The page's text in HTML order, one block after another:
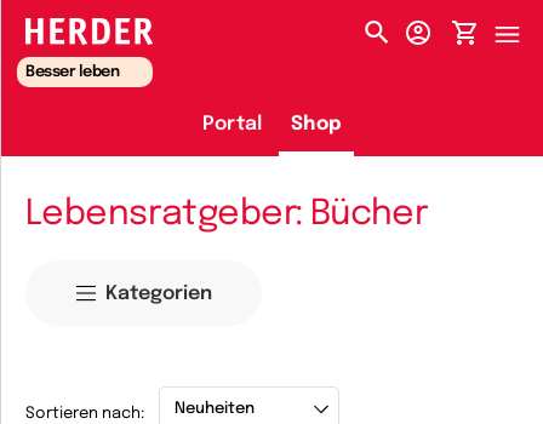
HERDER-MENÜ
Besser leben
Portal Shop
Lebensratgeber: Bücher
Kategorien
Sortieren nach: